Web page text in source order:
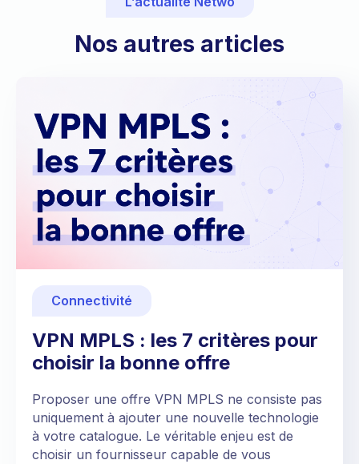
Nos autres articles
Connectivité
VPN MPLS : les 7 critères pour
choisir la bonne offre
Proposer une offre VPN MPLS ne consiste pas
uniquement à ajouter une nouvelle technologie
à votre catalogue. Le véritable enjeu est de
choisir un fournisseur capable de vous